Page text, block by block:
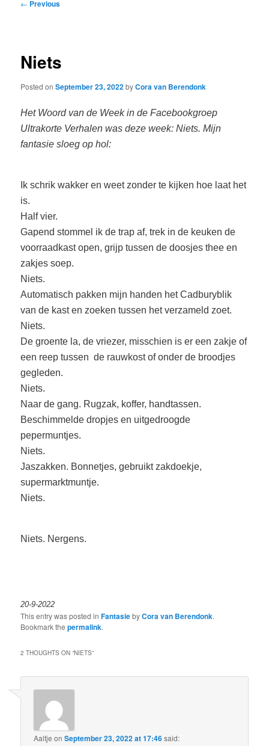
← Previous
Niets
Posted onSeptember 23, 2022byCora van Berendonk
Het Woord van de Week in de Facebookgroep
Ultrakorte Verhalen was deze week: Niets. Mijn
fantasie sloeg op hol:
Ik schrik wakker en weet zonder te kijken hoe laat het
is.
Half vier.
Gapend stommel ik de trap af, trek in de keuken de
voorraadkast open, grijp tussen de doosjes thee en
zakjes soep.
Niets.
Automatisch pakken mijn handen het Cadburyblik
van de kast en zoeken tussen het verzameld zoet.
Niets.
De groente la, de vriezer, misschien is er een zakje of
een reep tussen de rauwkost of onder de broodjes
gegleden.
Niets.
Naar de gang. Rugzak, koffer, handtassen.
Beschimmelde dropjes en uitgedroogde
pepermuntjes.
Niets.
Jaszakken. Bonnetjes, gebruikt zakdoekje,
supermarktmuntje.
Niets.
Niets. Nergens.
20-9-2022
This entry was posted inFantasiebyCora van Berendonk.
Bookmark thepermalink.
2 THOUGHTS ON “NIETS”
Aaltje onSeptember 23, 2022 at 17:46said: